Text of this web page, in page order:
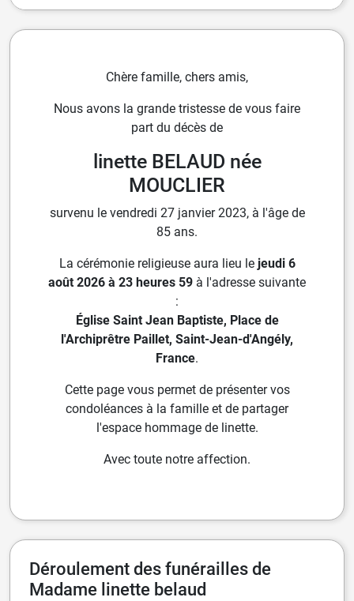
Chère famille, chers amis,
Nous avons la grande tristesse de vous faire
part du décès de
linette BELAUD née
MOUCLIER
survenu le vendredi 27 janvier 2023, à l'âge de
85 ans.
La cérémonie religieuse aura lieu le jeudi 6
août 2026 à 23 heures 59 à l'adresse suivante
:
Église Saint Jean Baptiste, Place de
l'Archiprêtre Paillet, Saint-Jean-d'Angély,
France.
Cette page vous permet de présenter vos
condoléances à la famille et de partager
l'espace hommage de linette.
Avec toute notre affection.
Déroulement des funérailles de
Madame linette belaud